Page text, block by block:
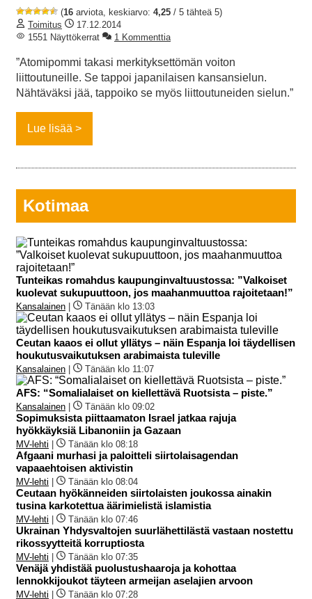
(16 arviota, keskiarvo: 4,25 / 5 tähteä 5)
Toimitus
17.12.2014
1551 Näyttökerrat
1 Kommenttia
”Atomipommi takasi merkityksettömän voiton
liittoutuneille. Se tappoi japanilaisen kansansielun.
Nähtäväksi jää, tappoiko se myös liittoutuneiden sielun.”
Lue lisää
Kotimaa
Tunteikas romahdus kaupunginvaltuustossa: ”Valkoiset
kuolevat sukupuuttoon, jos maahanmuuttoa rajoitetaan!”
Kansalainen Tänään klo 13:03
Ceutan kaaos ei ollut yllätys – näin Espanja loi täydellisen
houkutusvaikutuksen arabimaista tuleville
Kansalainen Tänään klo 11:07
AFS: “Somalialaiset on kiellettävä Ruotsista – piste.”
Kansalainen Tänään klo 09:02
Sopimuksista piittaamaton Israel jatkaa rajuja
hyökkäyksiä Libanoniin ja Gazaan
MV-lehti Tänään klo 08:18
Afgaani murhasi ja paloitteli siirtolaisagendan
vapaaehtoisen aktivistin
MV-lehti Tänään klo 08:04
Ceutaan hyökänneiden siirtolaisten joukossa ainakin
tusina karkotettua äärimielistä islamistia
MV-lehti Tänään klo 07:46
Ukrainan Yhdysvaltojen suurlähettilästä vastaan nostettu
rikossyytteitä korruptiosta
MV-lehti Tänään klo 07:35
Venäjä yhdistää puolustushaaroja ja kohottaa
lennokkijoukot täyteen armeijan aselajien arvoon
MV-lehti Tänään klo 07:28